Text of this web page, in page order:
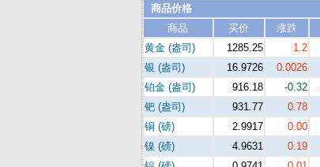
商品价格
商品
买价 涨跌
黄金 (盎司)
1285.25 1.2
银 (盎司)
16.9726 0.0026
铂金 (盎司)
916.18 -0.32
钯 (盎司)
931.77 0.78
铜 (磅)
2.9917 0.00
镍 (磅)
4.9631 0.19